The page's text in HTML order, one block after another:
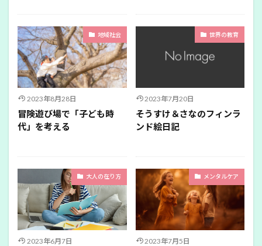
地域社会
2023年8月28日
冒険遊び場で「子ども時
代」を考える
世界の教育
2023年7月20日
そうすけ＆さなのフィンラ
ンド絵日記
大人の在り方
2023年6月7日
メンタルケア
2023年7月5日